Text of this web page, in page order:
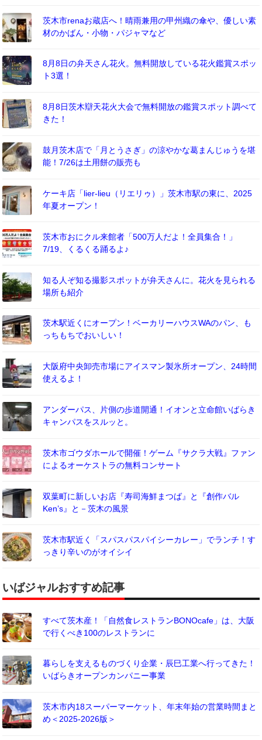
茨木市renaお蔵店へ！晴雨兼用の甲州織の傘や、優しい素
材のかばん・小物・パジャマなど
8月8日の弁天さん花火。無料開放している花火鑑賞スポッ
ト3選！
8月8日茨木辯天花火大会で無料開放の鑑賞スポット調べて
きた！
鼓月茨木店で「月とうさぎ」の涼やかな葛まんじゅうを堪
能！7/26は土用餅の販売も
ケーキ店「lier-lieu（リエリゥ）」茨木市駅の東に、2025
年夏オープン！
茨木市おにクル来館者「500万人だよ！全員集合！」
7/19、くるくる踊るよ♪
知る人ぞ知る撮影スポットが弁天さんに。花火を見られる
場所も紹介
茨木駅近くにオープン！ベーカリーハウスWAのパン、も
っちもちでおいしい！
大阪府中央卸売市場にアイスマン製氷所オープン、24時間
使えるよ！
アンダーパス、片側の歩道開通！イオンと立命館いばらき
キャンパスをスルッと。
茨木市ゴウダホールで開催！ゲーム『サクラ大戦』ファン
によるオーケストラの無料コンサート
双葉町に新しいお店『寿司海鮮まつば』と『創作バル
Ken’s』と－茨木の風景
茨木市駅近く「スパスパスパイシーカレー」でランチ！す
っきり辛いのがオイシイ
いばジャルおすすめ記事
すべて茨木産！「自然食レストランBONOcafe」は、大阪
で行くべき100のレストランに
暮らしを支えるものづくり企業・辰巳工業へ行ってきた！
いばらきオープンカンパニー事業
茨木市内18スーパーマーケット、年末年始の営業時間まと
め＜2025-2026版＞